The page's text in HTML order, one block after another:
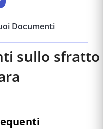
Documenti
sullo sfratto